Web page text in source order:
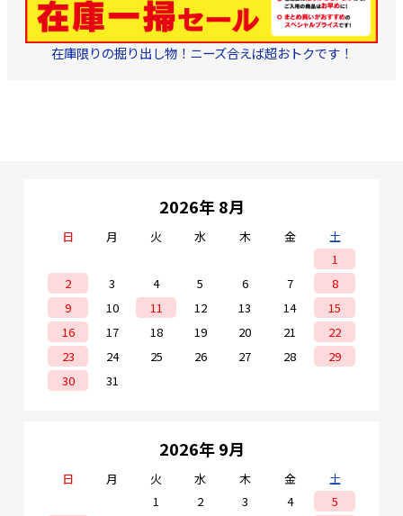
在庫限りの掘り出し物！ニーズ合えば超おトクです！
2026年 8月
日 月 火 水 木 金
土
1
2
3 4 5 6 7
8
9
10 11 12 13 14
15
16
17 18 19 20 21
22
23
24 25 26 27 28
29
30
31
2026年 9月
日 月 火 水 木 金
土
1
2 3 4
5